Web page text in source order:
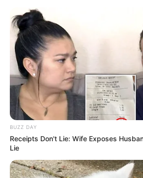
HOME
INSPIRASI
STYLE
FILM &
SERIES
NGAKAK
QUOTES
HYPE
MORE
BUZZ DAY
Receipts Don't Lie: Wife Exposes
Lie